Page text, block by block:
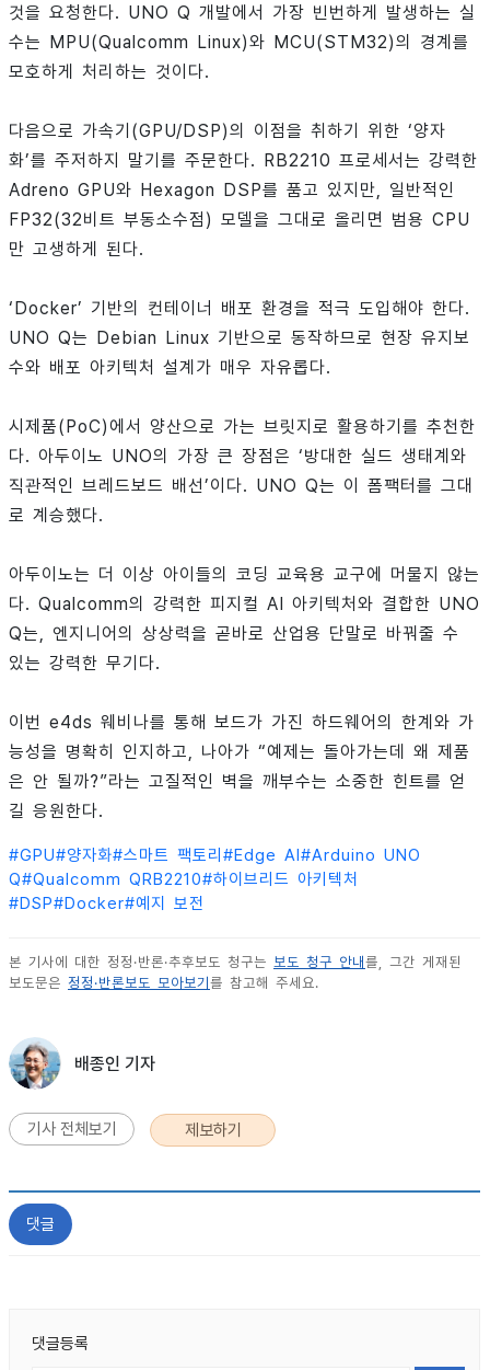
것을 요청한다. UNO Q 개발에서 가장 빈번하게 발생하는 실
수는 MPU(Qualcomm Linux)와 MCU(STM32)의 경계를
모호하게 처리하는 것이다.
다음으로 가속기(GPU/DSP)의 이점을 취하기 위한 ‘양자
화’를 주저하지 말기를 주문한다. RB2210 프로세서는 강력한
Adreno GPU와 Hexagon DSP를 품고 있지만, 일반적인
FP32(32비트 부동소수점) 모델을 그대로 올리면 범용 CPU
만 고생하게 된다.
‘Docker’ 기반의 컨테이너 배포 환경을 적극 도입해야 한다.
UNO Q는 Debian Linux 기반으로 동작하므로 현장 유지보
수와 배포 아키텍처 설계가 매우 자유롭다.
시제품(PoC)에서 양산으로 가는 브릿지로 활용하기를 추천한
다. 아두이노 UNO의 가장 큰 장점은 ‘방대한 실드 생태계와
직관적인 브레드보드 배선’이다. UNO Q는 이 폼팩터를 그대
로 계승했다.
아두이노는 더 이상 아이들의 코딩 교육용 교구에 머물지 않는
다. Qualcomm의 강력한 피지컬 AI 아키텍처와 결합한 UNO
Q는, 엔지니어의 상상력을 곧바로 산업용 단말로 바꿔줄 수
있는 강력한 무기다.
이번 e4ds 웨비나를 통해 보드가 가진 하드웨어의 한계와 가
능성을 명확히 인지하고, 나아가 “예제는 돌아가는데 왜 제품
은 안 될까?”라는 고질적인 벽을 깨부수는 소중한 힌트를 얻
길 응원한다.
#GPU#양자화#스마트 팩토리 #Edge AI#Arduino UNO
Q#Qualcomm QRB2210#하이브리드 아키텍처
#DSP#Docker#예지 보전
본 기사에 대한 정정·반론·추후보도 청구는 보도 청구 안내 를, 그간 게재된
보도문은 정정·반론보도 모아보기 를 참고해 주세요.
배종인 기자
기사 전체보기 제보하기
댓글
댓글등록